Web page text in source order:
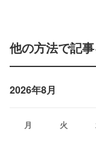
他の方法で記
2026年8月
月 火